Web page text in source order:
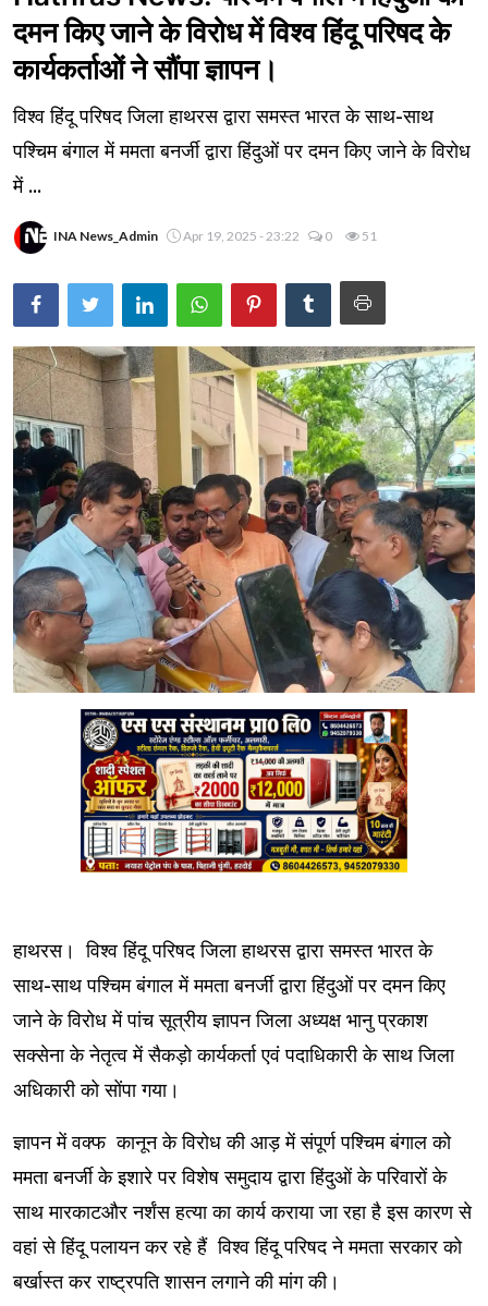
दमन किए जाने के विरोध में विश्व हिंदू परिषद के
कार्यकर्ताओं ने सौंपा ज्ञापन।
विश्व हिंदू परिषद जिला हाथरस द्वारा समस्त भारत के साथ-साथ
पश्चिम बंगाल में ममता बनर्जी द्वारा हिंदुओं पर दमन किए जाने के विरोध
में ...
INA News_Admin Apr 19, 2025 - 23:22 0 51
हाथरस। विश्व हिंदू परिषद जिला हाथरस द्वारा समस्त भारत के
साथ-साथ पश्चिम बंगाल में ममता बनर्जी द्वारा हिंदुओं पर दमन किए
जाने के विरोध में पांच सूत्रीय ज्ञापन जिला अध्यक्ष भानु प्रकाश
सक्सेना के नेतृत्व में सैकड़ो कार्यकर्ता एवं पदाधिकारी के साथ जिला
अधिकारी को सोंपा गया।
ज्ञापन में वक्फ कानून के विरोध की आड़ में संपूर्ण पश्चिम बंगाल को
ममता बनर्जी के इशारे पर विशेष समुदाय द्वारा हिंदुओं के परिवारों के
साथ मारकाटऔर नर्शंस हत्या का कार्य कराया जा रहा है इस कारण से
वहां से हिंदू पलायन कर रहे हैं विश्व हिंदू परिषद ने ममता सरकार को
बर्खास्त कर राष्ट्रपति शासन लगाने की मांग की।